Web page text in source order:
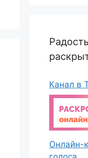
Канал в
Онлайн-